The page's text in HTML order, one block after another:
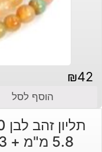
₪42
הוסף לסל